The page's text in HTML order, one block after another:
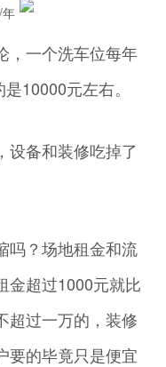
，一个洗车位每年
10000元左右。
设备和装修吃掉了
吗？场地租金和流
金超过1000元就比
超过一万的，装修
要的毕竟只是便宜